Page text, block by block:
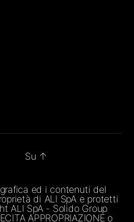
Su ↑
ed i contenuti del
di ALI SpA e protetti
ALI SpA - Solido Group
APPROPRIAZIONE o